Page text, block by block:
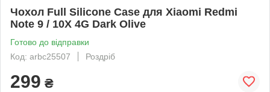
Чохол Full Silicone Case для Xiaomi Redmi
Note 9 / 10X 4G Dark Olive
Готово до відправки
Код: arbc25507
Роздріб
299 ₴